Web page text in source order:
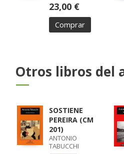
23,00 €
Comprar
Otros libros del
SOSTIENE
PEREIRA (CM
201)
ANTONIO
TABUCCHI